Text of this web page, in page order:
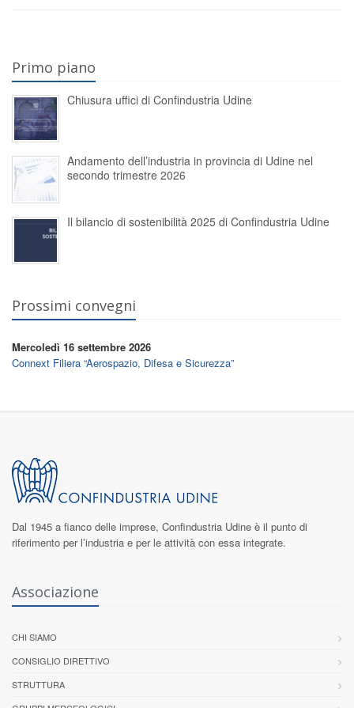
Primo piano
Chiusura uffici di Confindustria Udine
Andamento dell’industria in provincia di Udine nel
secondo trimestre 2026
Il bilancio di sostenibilità 2025 di Confindustria Udine
Prossimi convegni
Mercoledì 16 settembre 2026
Connext Filiera “Aerospazio, Difesa e Sicurezza”
Dal 1945 a fianco delle imprese, Confindustria Udine è il punto di
riferimento per l’industria e per le attività con essa integrate.
Associazione
CHI SIAMO
CONSIGLIO DIRETTIVO
STRUTTURA